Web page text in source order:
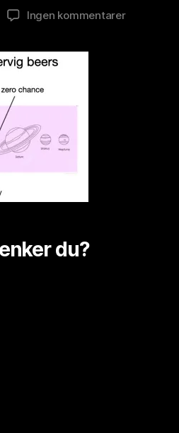
Innleggsforfatter
l
o
t
Ingen kommentarertil
du?